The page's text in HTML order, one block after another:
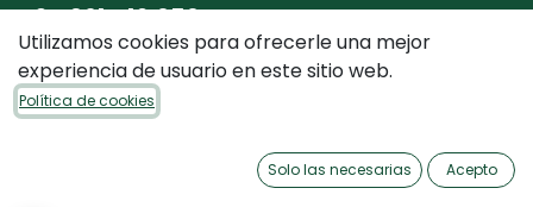
+34 961 412 050
Envíenos un mensaje
Utilizamos cookies para ofrecerle una mejor
experiencia de usuario en este sitio web.
Política de cookies
Solo las necesarias Acepto